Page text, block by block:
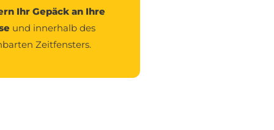
Ihr Gepäck an Ihre
und innerhalb des
Zeitfensters.